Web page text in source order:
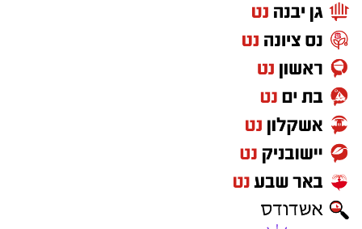
‏כדי לעקוב אחרי הערוץ יישובניק נט ב-WhatsApp:‏‏‏
יש לכם מידע חשוב שטרם נחשף? צילומים מאירוע
חדשותי? מצאתם טעות בכתבה? נשמח שתשתפו
אותנו
‏כדי לעקוב אחרי הערוץ יישובניק נט ב-WhatsApp:‏‏‏
יש לכם מידע חשוב שטרם נחשף? צילומים מאירוע